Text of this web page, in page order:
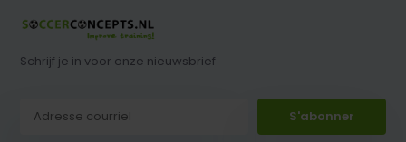
Schrijf je in voor onze nieuwsbrief
S'abonner